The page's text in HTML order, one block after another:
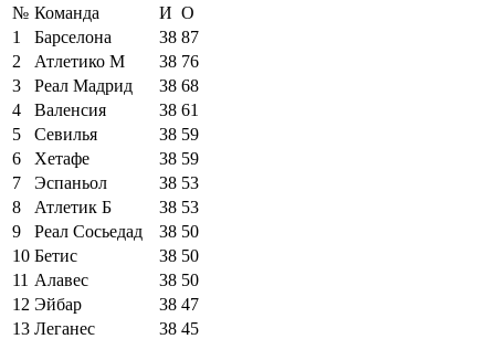
№ Команда И О
1
Барселона 38 87
2
Атлетико М 38 76
3
Реал Мадрид 38 68
4
Валенсия 38 61
5
Севилья 38 59
6
Хетафе 38 59
7
Эспаньол 38 53
8
Атлетик Б 38 53
9
Реал Сосьедад 38 50
10 Бетис 38 50
11 Алавес 38 50
12 Эйбар 38 47
13 Леганес 38 45